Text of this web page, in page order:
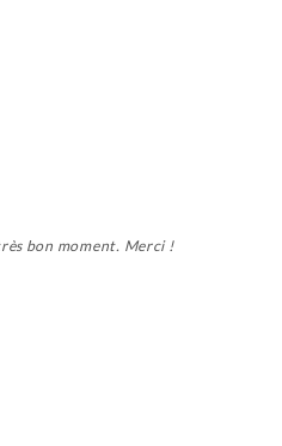
bon moment. Merci !